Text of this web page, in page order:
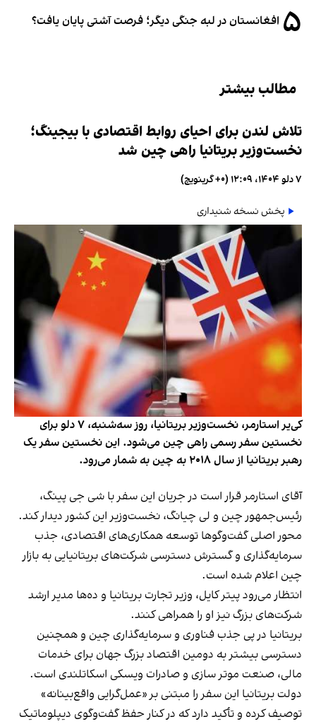
۵ افغانستان در لبه جنگی دیگر؛ فرصت آشتی پایان یافت؟
مطالب بیشتر
تلاش لندن برای احیای روابط اقتصادی با بیجینگ؛
نخست‌وزیر بریتانیا راهی چین شد
۷ دلو ۱۴۰۴، ۱۲:۰۹ (‎+۰ گرینویچ)
پخش نسخه شنیداری
کی‌یر استارمر، نخست‌وزیر بریتانیا، روز سه‌شنبه، ۷ دلو برای
نخستین سفر رسمی راهی چین می‌شود. این نخستین سفر یک
رهبر بریتانیا از سال ۲۰۱۸ به چین به شمار می‌رود.
آقای استارمر قرار است در جریان این سفر با شی جی پینگ،
رئیس‌جمهور چین و لی چیانگ، نخست‌وزیر این کشور دیدار کند.
محور اصلی گفت‌وگوها توسعه همکاری‌های اقتصادی، جذب
سرمایه‌گذاری و گسترش دسترسی شرکت‌های بریتانیایی به بازار
چین اعلام شده است.
انتظار می‌رود پیتر کایل، وزیر تجارت بریتانیا و ده‌ها مدیر ارشد
شرکت‌های بزرگ نیز او را همراهی کنند.
بریتانیا در پی جذب فناوری و سرمایه‌گذاری چین و همچنین
دسترسی بیشتر به دومین اقتصاد بزرگ جهان برای خدمات
مالی، صنعت موتر سازی و صادرات ویسکی اسکاتلندی است.
دولت بریتانیا این سفر را مبتنی بر «عمل‌گرایی واقع‌بینانه»
توصیف کرده و تأکید دارد که در کنار حفظ گفت‌وگوی دیپلوماتیک